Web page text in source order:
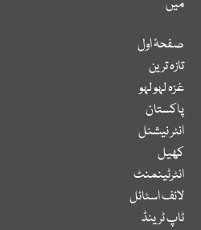
میں
صفحۂ اول
تازہ ترین
غزہ لہو لہو
پاکستان
انٹر نیشنل
کھیل
انٹرٹینمنٹ
لائف اسٹائل
ٹاپ ٹرینڈ